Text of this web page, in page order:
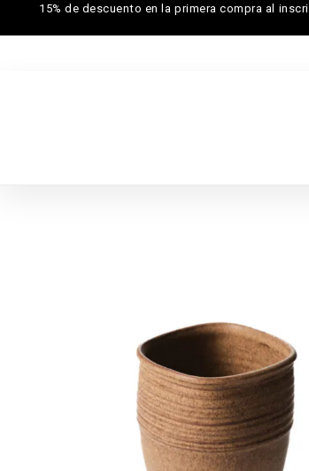
15% de descuento en la primera compra al